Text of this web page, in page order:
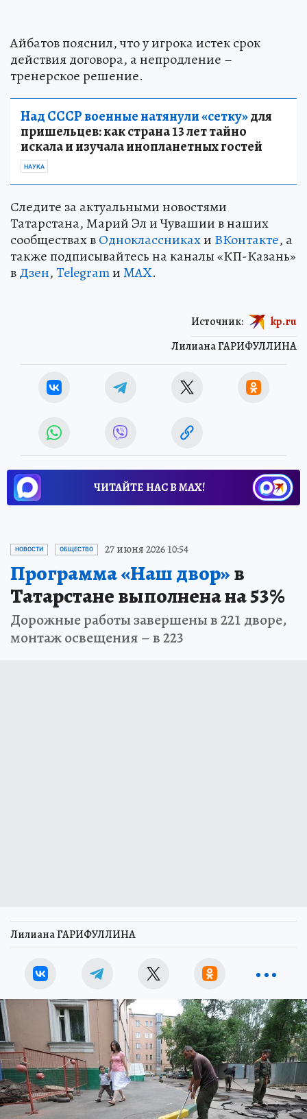
Айбатов пояснил, что у игрока истек срок
действия договора, а непродление –
тренерское решение.
Над СССР военные натянули «сетку»для
пришельцев: как страна 13 лет тайно
искала и изучала инопланетных гостей
НАУКА
Следите за актуальными новостями
Татарстана, Марий Эл и Чувашии в наших
сообществах вОдноклассникахи ВКонтакте, а
также подписывайтесь на каналы «КП-Казань»
вДзен,TelegramиMAX.
Лилиана ГАРИФУЛЛИНА
Источник: kp.ru
ЧИТАЙТЕ НАС В МАХ!
НОВОСТИ ОБЩЕСТВО 27 июня 2026 10:54
Программа «Наш двор»в
Татарстане выполнена на 53%
Дорожные работы завершены в 221 дворе,
монтаж освещения – в 223
Лилиана ГАРИФУЛЛИНА